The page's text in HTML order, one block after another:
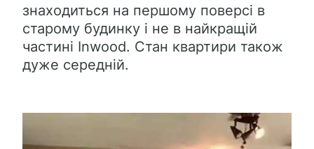
знаходиться на першому поверсі в
старому будинку і не в найкращій
частині Inwood. Стан квартири також
дуже середній.